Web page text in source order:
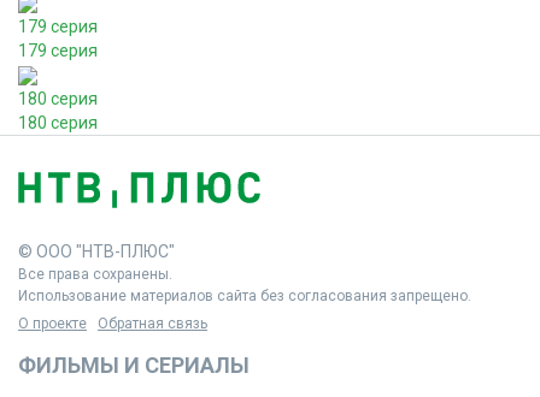
179 серия
179 серия
180 серия
180 серия
© ООО "НТВ-ПЛЮС"
Все права сохранены.
Использование материалов сайта без согласования запрещено.
О проекте
Обратная связь
ФИЛЬМЫ И СЕРИАЛЫ